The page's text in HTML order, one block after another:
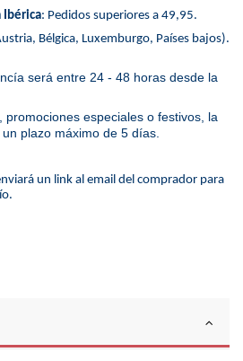
Ibérica: Pedidos superiores a 49,95.
Bélgica, Luxemburgo, Países bajos).
será entre 24 - 48 horas desde la
promociones especiales o festivos, la
plazo máximo de 5 días.
un link al email del comprador para